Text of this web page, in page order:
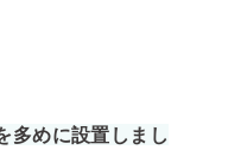
多めに設置しまし